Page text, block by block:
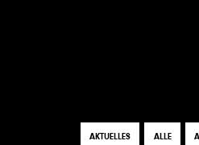
TagsAKTUELLES ALLE